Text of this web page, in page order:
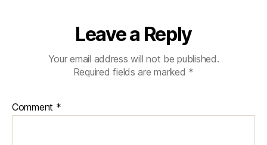
Leave a Reply
Your email address will not be published.
Required fields are marked *
Comment *